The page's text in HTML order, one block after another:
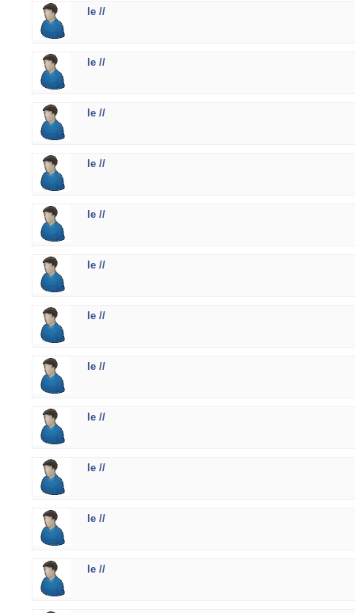
le //
le //
le //
le //
le //
le //
le //
le //
le //
le //
le //
le //